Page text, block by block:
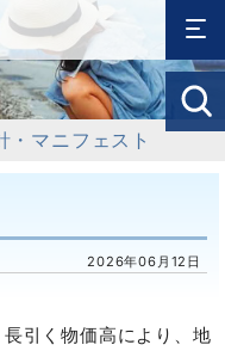
・マニフェスト
2026年06月12日
引く物価高により、地